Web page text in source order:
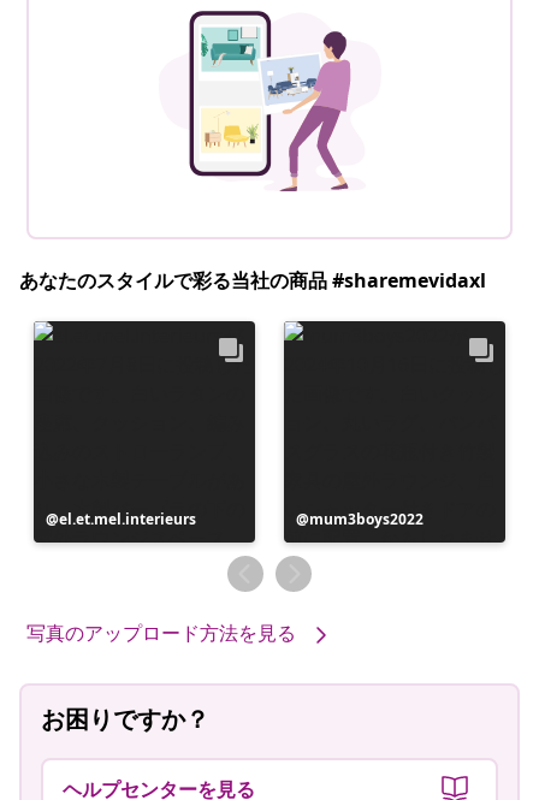
あなたのスタイルで彩る当社の商品 #sharemevidaxl
投
稿
el.et.mel.interieurs
投
稿
者
mum3boys2022
写真のアップロード方法を見る
お困りですか？
ヘルプセンターを見る